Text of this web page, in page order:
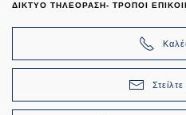
ΔΙΚΤΥΟ ΤΗΛΕΟΡΑΣΗ- ΤΡΟΠΟΙ